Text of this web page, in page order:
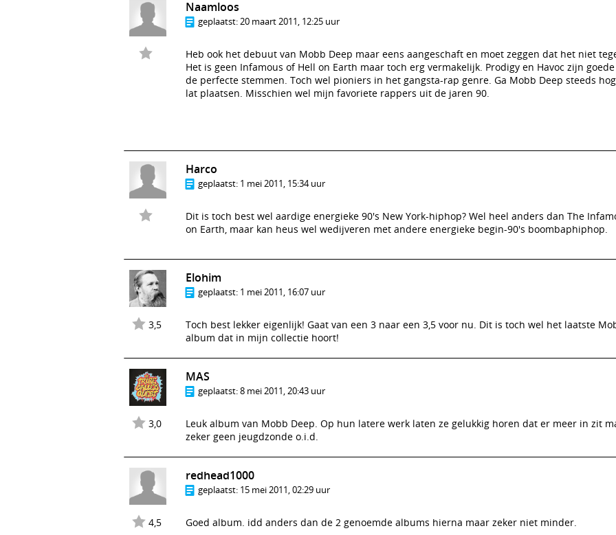
Naamloos
geplaatst:20 maart 2011, 12:25 uur
Heb ook het debuut van Mobb Deep maar eens aangeschaft en moet zeggen dat het niet
Het is geen Infamous of Hell on Earth maar toch erg vermakelijk. Prodigy en Havoc zijn
de perfecte stemmen. Toch wel pioniers in het gangsta-rap genre. Ga Mobb Deep steeds
lat plaatsen. Misschien wel mijn favoriete rappers uit de jaren 90.
Harco
geplaatst: 1 mei 2011, 15:34 uur
Dit is toch best wel aardige energieke 90's New York-hiphop? Wel heel anders dan The
on Earth, maar kan heus wel wedijveren met andere energieke begin-90's boombaphiphop.
3,5
Elohim
geplaatst: 1 mei 2011, 16:07 uur
Toch best lekker eigenlijk! Gaat van een 3 naar een 3,5 voor nu. Dit is toch wel het laatste
album dat in mijn collectie hoort!
3,0
MAS
geplaatst:8 mei 2011, 20:43 uur
Leuk album van Mobb Deep. Op hun latere werk laten ze gelukkig horen dat er meer in zit
zeker geen jeugdzonde o.i.d.
4,5
redhead1000
geplaatst: 15 mei 2011, 02:29 uur
Goed album. idd anders dan de 2 genoemde albums hierna maar zeker niet minder.